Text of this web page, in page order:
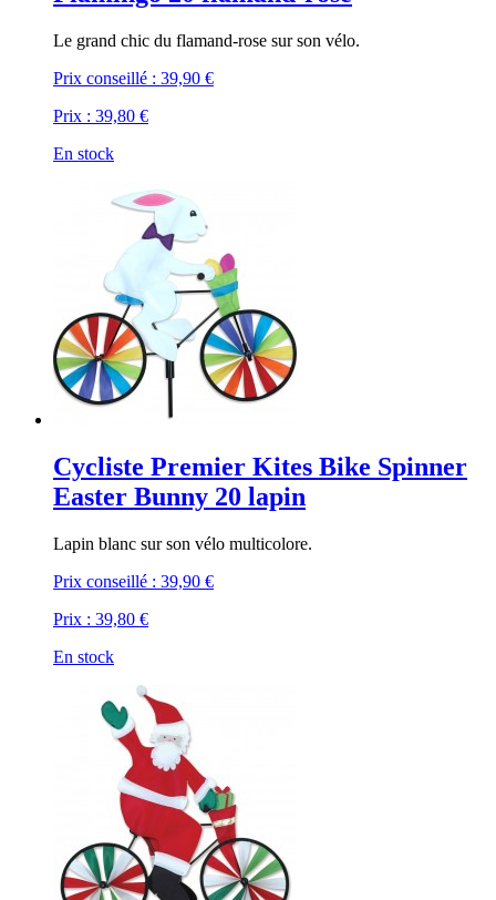
Le grand chic du flamand-rose sur son vélo.
Prix conseillé : 39,90 €
Prix : 39,80 €
En stock
Cycliste Premier Kites Bike Spinner
Easter Bunny 20 lapin
Lapin blanc sur son vélo multicolore.
Prix conseillé : 39,90 €
Prix : 39,80 €
En stock